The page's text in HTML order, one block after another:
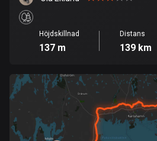
21581 rutter
Dominikanska republiken
Ecuador
Höjdskillnad
137 m
Distans
139 km